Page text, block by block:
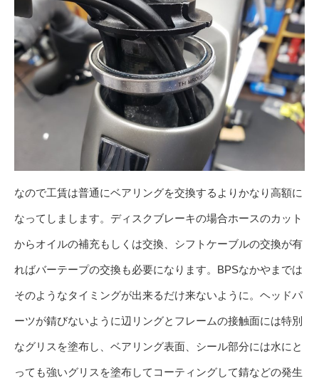
なので工賃は普通にベアリングを交換するよりかなり高額に
なってしまします。ディスクブレーキの場合ホースのカット
からオイルの補充もしくは交換、シフトケーブルの交換が有
ればバーテープの交換も必要になります。BPSなかやまでは
そのようなタイミングが出来るだけ来ないように。ヘッドパ
ーツが錆びないように辺リングとフレームの接触面には特別
なグリスを塗布し、ベアリング表面、シール部分には水にと
っても強いグリスを塗布してコーティングして錆などの発生